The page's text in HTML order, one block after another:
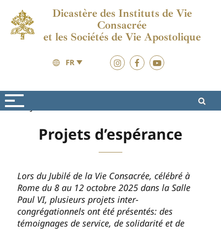
Dicastère des Instituts de Vie
Consacrée
et les Sociétés de Vie Apostolique
FR
Projets d’espérance
Lors du Jubilé de la Vie Consacrée, célébré à
Rome du 8 au 12 octobre 2025 dans la Salle
Paul VI, plusieurs projets inter-
congrégationnels ont été présentés: des
témoignages de service, de solidarité et de